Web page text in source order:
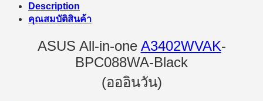
Description
คุณสมบัติสินค้า
ASUS All-in-one A3402WVAK-
BPC088WA-Black
(อออินวัน)